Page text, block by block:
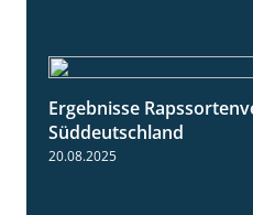
Ergebnisse
Süddeutschland
20.08.2025